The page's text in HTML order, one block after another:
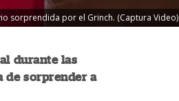
sorprendida por el Grinch. (Captura Video)
durante las
de sorprender a